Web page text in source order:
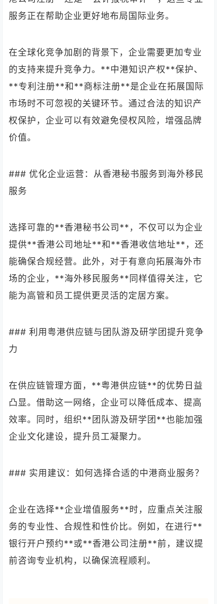
服务正在帮助企业更好地布局国际业务。
在全球化竞争加剧的背景下，企业需要更加专业
的支持来提升竞争力。**中港知识产权**保护、
**专利注册**和**商标注册**是企业在拓展国际
市场时不可忽视的关键环节。通过合法的知识产
权保护，企业可以有效避免侵权风险，增强品牌
价值。
### 优化企业运营：从香港秘书服务到海外移民
服务
选择可靠的**香港秘书公司**，不仅可以为企业
提供**香港公司地址**和**香港收信地址**，还
能确保合规经营。此外，对于有意向拓展海外市
场的企业，**海外移民服务**同样值得关注，它
能为高管和员工提供更灵活的定居方案。
### 利用粤港供应链与团队游及研学团提升竞争
力
在供应链管理方面，**粤港供应链**的优势日益
凸显。借助这一网络，企业可以降低成本、提高
效率。同时，组织**团队游及研学团**也能加强
企业文化建设，提升员工凝聚力。
### 实用建议：如何选择合适的中港商业服务？
企业在选择**企业增值服务**时，应重点关注服
务的专业性、合规性和性价比。例如，在进行**
银行开户预约**或**香港公司注册**前，建议提
前咨询专业机构，以确保流程顺利。